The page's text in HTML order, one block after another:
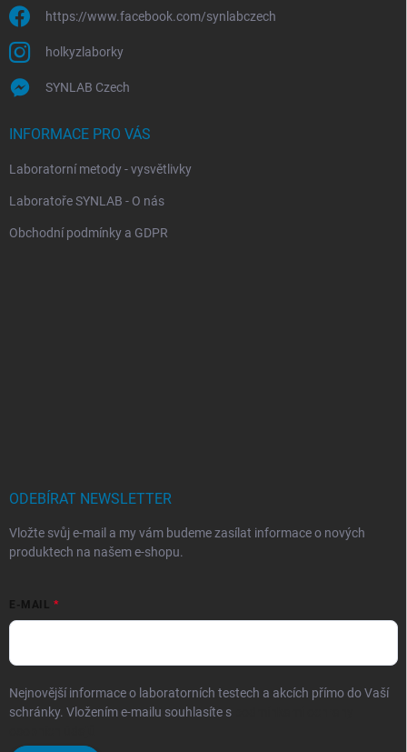
https://www.facebook.com/synlabczech
holkyzlaborky
SYNLAB Czech
INFORMACE PRO VÁS
Laboratorní metody - vysvětlivky
Laboratoře SYNLAB - O nás
Obchodní podmínky a GDPR
ODEBÍRAT NEWSLETTER
Vložte svůj e-mail a my vám budeme zasílat informace o nových
produktech na našem e-shopu.
E-MAIL
Nejnovější informace o laboratorních testech a akcích přímo do Vaší
schránky. Vložením e-mailu souhlasíte s